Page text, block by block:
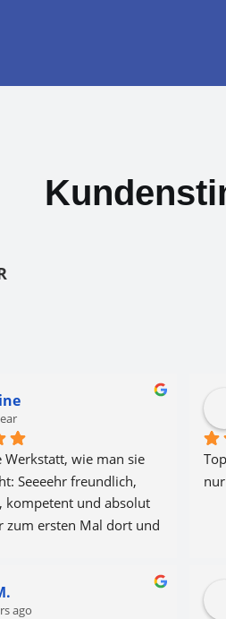
Werkstatt, wie man sie
Seeeehr freundlich,
kompetent und absolut
zum ersten Mal dort und
empfehlenswert!!!
ago